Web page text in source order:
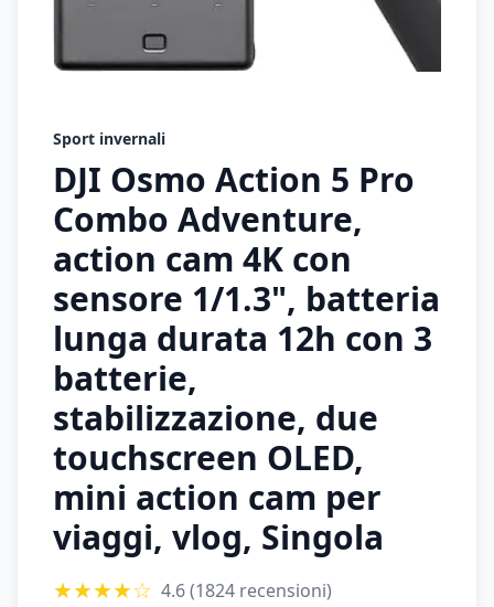
Sport invernali
DJI Osmo Action 5 Pro
Combo Adventure,
action cam 4K con
sensore 1/1.3", batteria
lunga durata 12h con 3
batterie,
stabilizzazione, due
touchscreen OLED,
mini action cam per
viaggi, vlog, Singola
★★★★☆ 4.6(1824 recensioni)